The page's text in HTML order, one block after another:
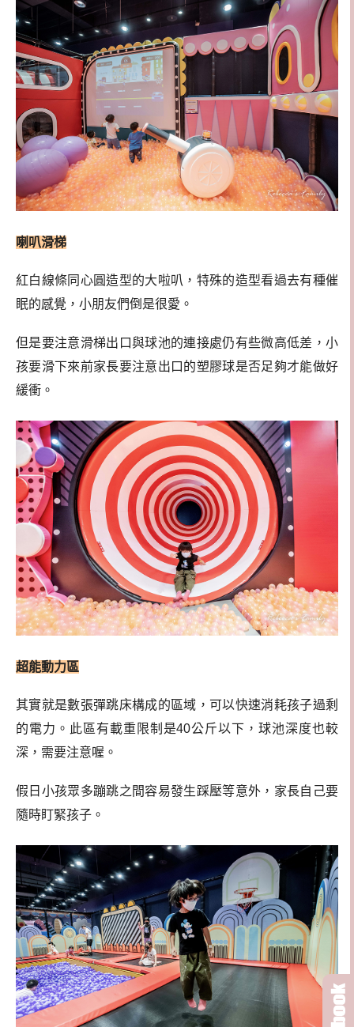
喇叭滑梯
紅白線條同心圓造型的大啦叭，特殊的造型看過去有種催
眠的感覺，小朋友們倒是很愛。
但是要注意滑梯出口與球池的連接處仍有些微高低差，小
孩要滑下來前家長要注意出口的塑膠球是否足夠才能做好
緩衝。
超能動力區
其實就是數張彈跳床構成的區域，可以快速消耗孩子過剩
的電力。此區有載重限制是40公斤以下，球池深度也較
深，需要注意喔。
假日小孩眾多蹦跳之間容易發生踩壓等意外，家長自己要
隨時盯緊孩子。